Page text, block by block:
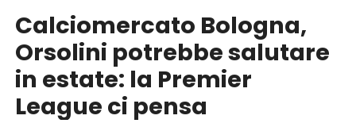
Calciomercato Bologna,
Orsolini potrebbe salutare
in estate: la Premier
League ci pensa